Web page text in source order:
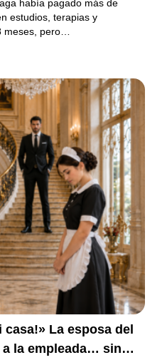
había pagado más de
estudios, terapias y
meses, pero…
casa!» La esposa del
la empleada… sin